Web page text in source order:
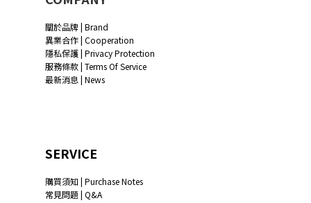
關於品牌 | Brand
異業合作 | Cooperation
隱私保護 | Privacy Protection
服務條款 | Terms Of Service
最新消息 | News
SERVICE
購買須知 | Purchase Notes
常見問題 | Q&A